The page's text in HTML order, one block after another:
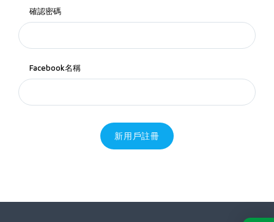
確認密碼
Facebook名稱
新用戶註冊